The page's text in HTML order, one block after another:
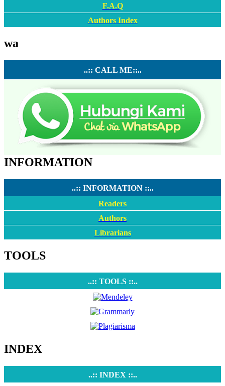
F.A.Q
Authors Index
wa
..:: CALL ME::..
INFORMATION
..:: INFORMATION ::..
Readers
Authors
Librarians
TOOLS
..:: TOOLS ::..
INDEX
..:: INDEX ::..